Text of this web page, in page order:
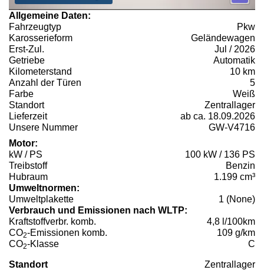
Allgemeine Daten:
Fahrzeugtyp
Pkw
Karosserieform
Geländewagen
Erst-Zul.
Jul / 2026
Getriebe
Automatik
Kilometerstand
10 km
Anzahl der Türen
5
Farbe
Weiß
Standort
Zentrallager
Lieferzeit
ab ca. 18.09.2026
Unsere Nummer
GW-V4716
Motor:
kW / PS
100 kW / 136 PS
Treibstoff
Benzin
Hubraum
1.199 cm³
Umweltnormen:
Umweltplakette
1 (None)
Verbrauch und Emissionen nach WLTP:
Kraftstoffverbr. komb.
4,8 l/100km
CO2-Emissionen komb.
109 g/km
CO2-Klasse C
Standort Zentrallager